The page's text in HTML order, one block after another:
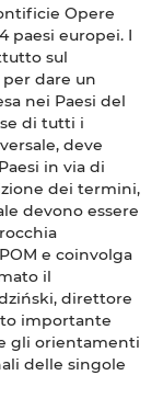
Opere
paesi europei. I
sul
dare un
nei Paesi del
di tutti i
deve
in via di
dei termini,
devono essere
e coinvolga
il
direttore
importante
gli orientamenti
delle singole